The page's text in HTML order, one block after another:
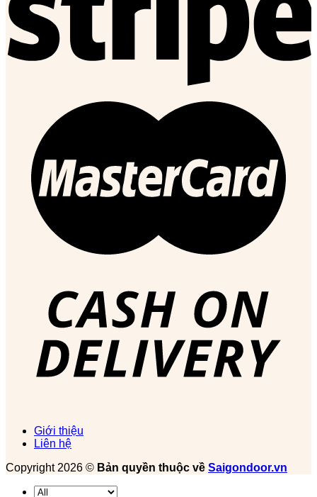
Giới thiệu
Liên hệ
Copyright 2026 © Bản quyền thuộc về Saigondoor.vn